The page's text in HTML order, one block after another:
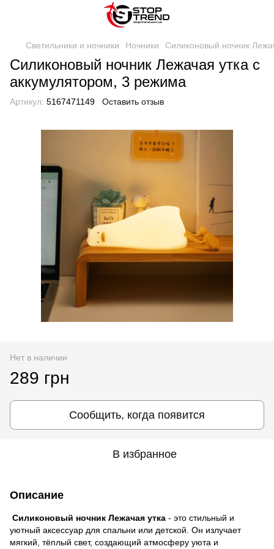
Светильники и ночники Ночники Силиконовый ночник
Силиконовый ночник Лежачая утка с
аккумулятором, 3 режима
Артикул: 5167471149 Оставить отзыв
Нет в наличии
289 грн
Сообщить, когда появится
В избранное
Описание
Силиконовый ночник Лежачая утка - это стильный и
уютный аксессуар для спальни или детской. Он излучает
мягкий, тёплый свет, создающий атмосферу уюта и